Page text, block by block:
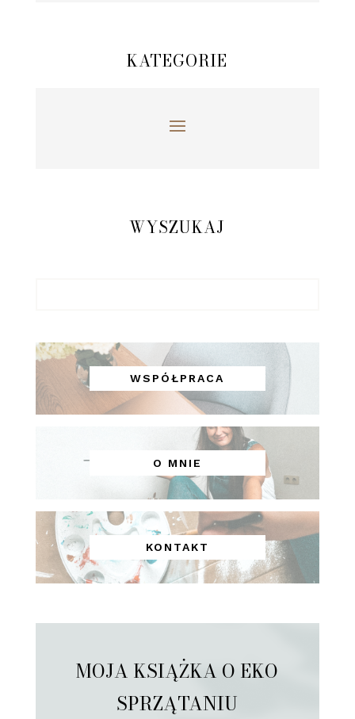
KATEGORIE
WYSZUKAJ
WSPÓŁPRACA
O MNIE
KONTAKT
MOJA KSIĄŻKA O EKO
SPRZĄTANIU